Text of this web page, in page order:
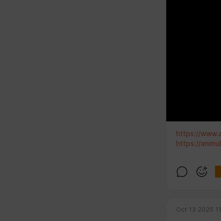
https://
https://
Oct 13 2025